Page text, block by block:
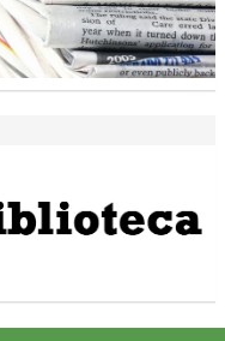
anche in estate